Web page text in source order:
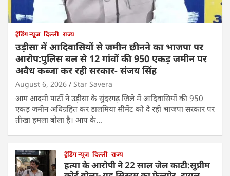
ट्रेंडिंग न्यूज दिल्ली राज्य
उड़ीसा में आदिवासियों से जमीन छीनने का भाजपा पर
आरोप:पुलिस बल से 12 गांवों की 950 एकड़ जमीन पर
अवैध कब्जा कर रही सरकार- संजय सिंह
August 6, 2026 Star Savera
आम आदमी पार्टी ने उड़ीसा के सुंदरगढ़ जिले में आदिवासियों की 950
एकड़ जमीन अधिग्रहित कर डालमिया सीमेंट को दे रही भाजपा सरकार पर
तीखा हमला बोला है। आप के…
ट्रेंडिंग न्यूज दिल्ली राज्य
हत्या के आरोपी ने 22 साल जेल काटी:सुप्रीम